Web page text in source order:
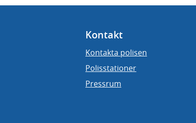
Kontakt
Kontakta polisen
Polisstationer
Pressrum